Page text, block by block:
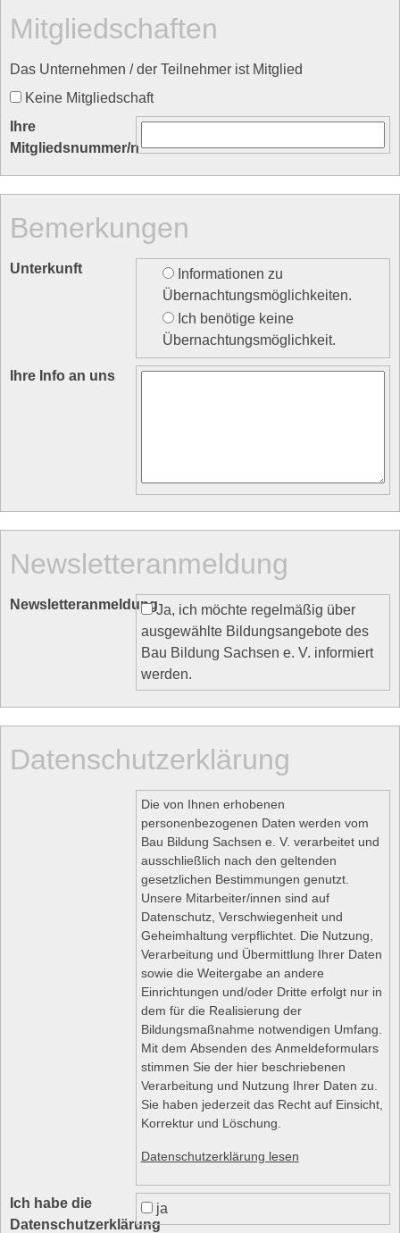
Mitgliedschaften
Das Unternehmen / der Teilnehmer ist Mitglied
Keine Mitgliedschaft
Ihre
Mitgliedsnummer/n
Bemerkungen
Unterkunft
Informationen zu
Übernachtungsmöglichkeiten.
Ich benötige keine
Übernachtungsmöglichkeit.
Ihre Info an uns
Newsletteranmeldung
Newsletteranmeldung
Ja, ich möchte regelmäßig über
ausgewählte Bildungsangebote des
Bau Bildung Sachsen e. V. informiert
werden.
Datenschutzerklärung
Die von Ihnen erhobenen
personenbezogenen Daten werden vom
Bau Bildung Sachsen e. V. verarbeitet und
ausschließlich nach den geltenden
gesetzlichen Bestimmungen genutzt.
Unsere Mitarbeiter/innen sind auf
Datenschutz, Verschwiegenheit und
Geheimhaltung verpflichtet. Die Nutzung,
Verarbeitung und Übermittlung Ihrer Daten
sowie die Weitergabe an andere
Einrichtungen und/oder Dritte erfolgt nur in
dem für die Realisierung der
Bildungsmaßnahme notwendigen Umfang.
Mit dem Absenden des Anmeldeformulars
stimmen Sie der hier beschriebenen
Verarbeitung und Nutzung Ihrer Daten zu.
Sie haben jederzeit das Recht auf Einsicht,
Korrektur und Löschung.
Datenschutzerklärung lesen
Ich habe die
Datenschutzerklärung
ja